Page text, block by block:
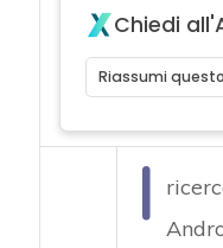
Chiedi
Riassumi
I